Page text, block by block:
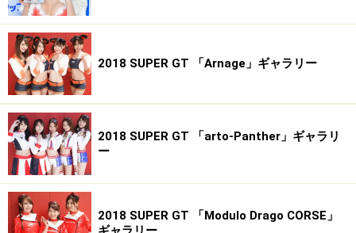
2018 SUPER GT 「Arnage」ギャラリー
2018 SUPER GT 「arto-Panther」ギャラリ
ー
2018 SUPER GT 「Modulo Drago CORSE」